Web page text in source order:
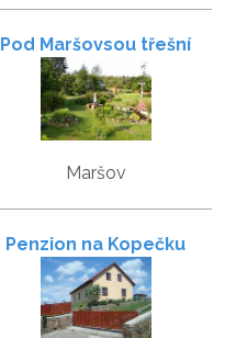
Pod Maršovsou třešní
Maršov
Penzion na Kopečku